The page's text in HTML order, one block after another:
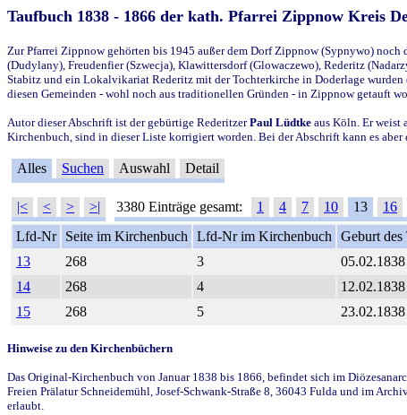
Taufbuch 1838 - 1866 der kath. Pfarrei Zippnow Kreis
Zur Pfarrei Zippnow gehörten bis 1945 außer dem Dorf Zippnow (Sypnywo)
(Dudylany), Freudenfier (Szwecja), Klawittersdorf (Glowaczewo), Rederitz
Stabitz und ein Lokalvikariat Rederitz mit der Tochterkirche in Doderlage wurden
diesen Gemeinden - wohl noch aus traditionellen Gründen - in Zippnow getauft
Autor dieser Abschrift ist der gebürtige RederitzerPaul Lüdtke aus Köln. Er weist
Kirchenbuch, sind in dieser Liste korrigiert worden. Bei der Abschrift kann es
Alles Suchen Auswahl Detail
|< < > >| 3380 Einträge gesamt: 1 4 7 10 13 16
Lfd-Nr
Seite im Kirchenbuch Lfd-Nr im Kirchenbuch Geburt
13
268 3 05.02.1838
14
268 4 12.02.1838
15
268 5 23.02.1838
Hinweise zu den Kirchenbüchern
Das Original-Kirchenbuch von Januar 1838 bis 1866, befindet sich im
Freien Prälatur Schneidemühl, Josef-Schwank-Straße 8, 36043 Fulda und im
erlaubt.